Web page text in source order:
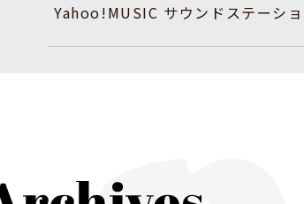
Yahoo!MUSIC サウンドステーシ